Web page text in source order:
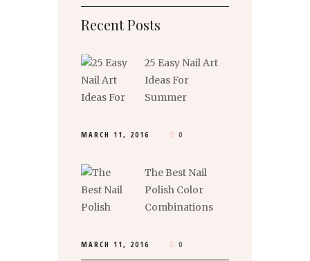
Recent Posts
25 Easy Nail Art
Ideas For
Summer
MARCH 11, 2016 0
The Best Nail
Polish Color
Combinations
MARCH 11, 2016 0